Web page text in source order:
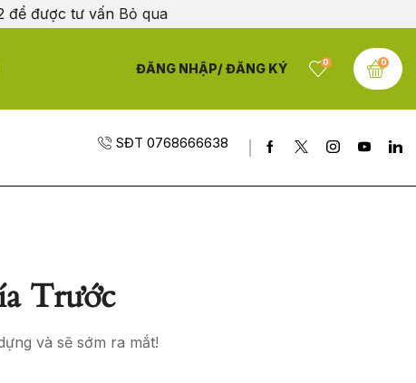
để được tư vấn Bỏ qua
ĐĂNG NHẬP/ ĐĂNG KÝ 0 0
SĐT 0768666638
Trước
và sẽ sớm ra mắt!